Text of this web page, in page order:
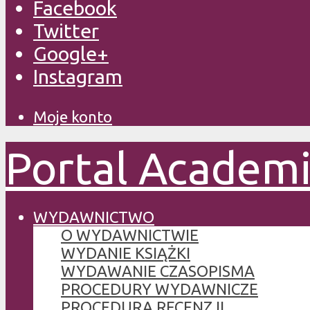
Facebook
Twitter
Google+
Instagram
Moje konto
Portal
WYDAWNICTWO
O WYDAWNICTWIE
WYDANIE KSIĄŻKI
WYDAWANIE CZASOPISMA
PROCEDURY WYDAWNICZE